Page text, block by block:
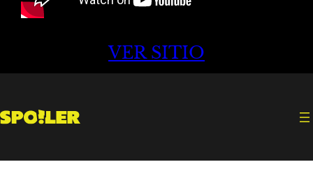
VER SITIO